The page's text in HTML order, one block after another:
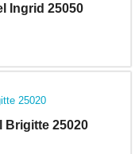
Ingrid 25050
Brigitte 25020